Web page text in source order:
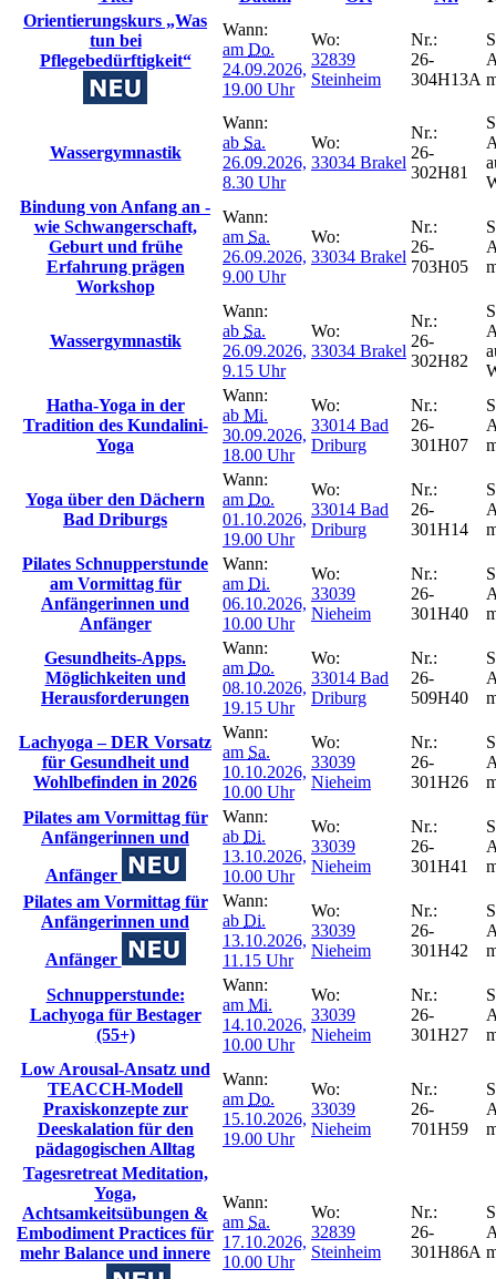
Orientierungskurs „Was
tun bei
Pflegebedürftigkeit“
Wann:
am Do.
24.09.2026,
19.00 Uhr
Wo:
32839
Steinheim
Nr.:
26-
304H13A
Wassergymnastik
Wann:
ab Sa.
26.09.2026,
8.30 Uhr
Wo:
33034 Brakel
Nr.:
26-
302H81
Bindung von Anfang an -
wie Schwangerschaft,
Geburt und frühe
Erfahrung prägen
Workshop
Wann:
am Sa.
26.09.2026,
9.00 Uhr
Wo:
33034 Brakel
Nr.:
26-
703H05
Wassergymnastik
Wann:
ab Sa.
26.09.2026,
9.15 Uhr
Wo:
33034 Brakel
Nr.:
26-
302H82
Hatha-Yoga in der
Tradition des Kundalini-
Yoga
Wann:
ab Mi.
30.09.2026,
18.00 Uhr
Wo:
33014 Bad
Driburg
Nr.:
26-
301H07
Yoga über den Dächern
Bad Driburgs
Wann:
am Do.
01.10.2026,
19.00 Uhr
Wo:
33014 Bad
Driburg
Nr.:
26-
301H14
Pilates Schnupperstunde
am Vormittag für
Anfängerinnen und
Anfänger
Wann:
am Di.
06.10.2026,
10.00 Uhr
Wo:
33039
Nieheim
Nr.:
26-
301H40
Gesundheits-Apps.
Möglichkeiten und
Herausforderungen
Wann:
am Do.
08.10.2026,
19.15 Uhr
Wo:
33014 Bad
Driburg
Nr.:
26-
509H40
Lachyoga – DER Vorsatz
für Gesundheit und
Wohlbefinden in 2026
Wann:
am Sa.
10.10.2026,
10.00 Uhr
Wo:
33039
Nieheim
Nr.:
26-
301H26
Pilates am Vormittag für
Anfängerinnen und
Anfänger
Wann:
ab Di.
13.10.2026,
10.00 Uhr
Wo:
33039
Nieheim
Nr.:
26-
301H41
Pilates am Vormittag für
Anfängerinnen und
Anfänger
Wann:
ab Di.
13.10.2026,
11.15 Uhr
Wo:
33039
Nieheim
Nr.:
26-
301H42
Schnupperstunde:
Lachyoga für Bestager
(55+)
Wann:
am Mi.
14.10.2026,
10.00 Uhr
Wo:
33039
Nieheim
Nr.:
26-
301H27
Low Arousal-Ansatz und
TEACCH-Modell
Praxiskonzepte zur
Deeskalation für den
pädagogischen Alltag
Wann:
am Do.
15.10.2026,
19.00 Uhr
Wo:
33039
Nieheim
Nr.:
26-
701H59
Tagesretreat Meditation,
Yoga,
Achtsamkeitsübungen &
Embodiment Practices für
mehr Balance und innere
Wann:
am Sa.
17.10.2026,
10.00 Uhr
Wo:
32839
Steinheim
Nr.:
26-
301H86A